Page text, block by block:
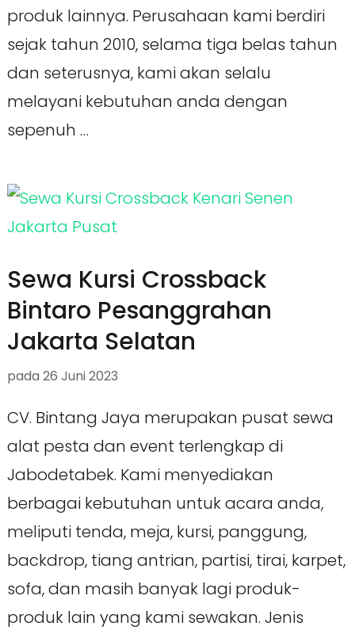
produk lainnya. Perusahaan kami berdiri
sejak tahun 2010, selama tiga belas tahun
dan seterusnya, kami akan selalu
melayani kebutuhan anda dengan
sepenuh …
Sewa Kursi Crossback
Bintaro Pesanggrahan
Jakarta Selatan
pada 26 Juni 2023
CV. Bintang Jaya merupakan pusat sewa
alat pesta dan event terlengkap di
Jabodetabek. Kami menyediakan
berbagai kebutuhan untuk acara anda,
meliputi tenda, meja, kursi, panggung,
backdrop, tiang antrian, partisi, tirai, karpet,
sofa, dan masih banyak lagi produk-
produk lain yang kami sewakan. Jenis